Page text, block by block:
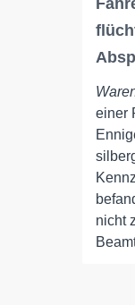
einer
nicht